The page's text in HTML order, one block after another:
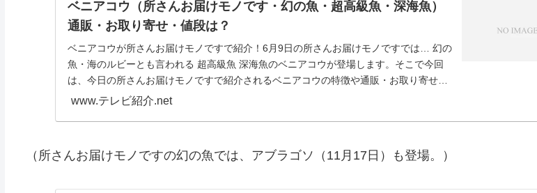
ベニアコウ（所さんお届けモノです・幻の魚・超高級魚・深海魚）
通販・お取り寄せ・値段は？
ベニアコウが所さんお届けモノですで紹介！6月9日の所さんお届けモノですでは… 幻の
魚・海のルビーとも言われる 超高級魚 深海魚のベニアコウが登場します。そこで今回
は、今日の所さんお届けモノですで紹介されるベニアコウの特徴や通販・お取り寄せ
情...
www.テレビ紹介.net
（所さんお届けモノですの幻の魚では、アブラゴソ（11月17日）も登場。）